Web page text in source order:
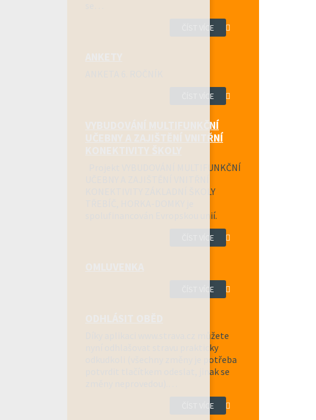
ČÍST VÍCE
ČÍST VÍCE
VYBUDOVÁNÍ MULTIFUNKČNÍ
UČEBNY A ZAJIŠTĚNÍ VNITŘNÍ
Projekt VYBUDOVÁNÍ MULTIFUNKČNÍ
KONEKTIVITY ZÁKLADNÍ ŠKOLY
spolufinancován Evropskou unií.
ČÍST VÍCE
ČÍST VÍCE
Díky aplikaci www.strava.cz můžete
nyní odhlašovat stravu prakticky
odkudkoli (všechny změny je potřeba
potvrdit tlačítkem odeslat, jinak se
ČÍST VÍCE